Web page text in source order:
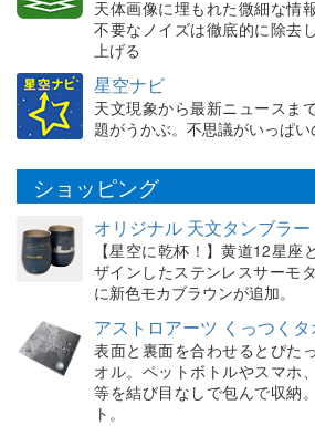
天体画像に埋もれた微細な情
不要なノイズは徹底的に除去
上げる
星空ナビ
天文現象から最新ニュースま
題がうかぶ。不思議がいっぱ
ショッピング
オリジナル 天文タンブラー
【星空に乾杯！】黄道12星座
ザインしたステンレスサーモ
に新色モカブラウンが追加。
アストロアーツ くっつく
表面と裏面を合わせるとぴた
オル。ペットボトルやスマホ
等を結び目なしで包んで収納
ト。